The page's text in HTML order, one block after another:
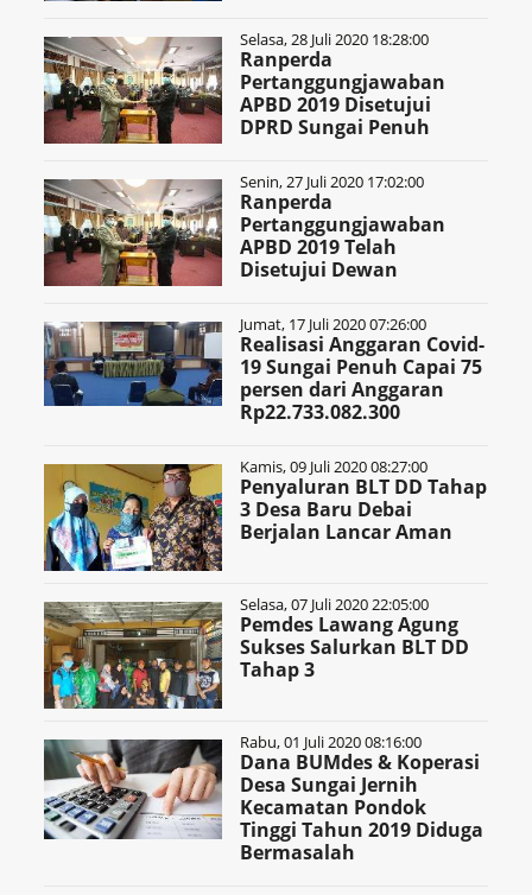
Selasa, 28 Juli 2020 18:28:00
Ranperda
Pertanggungjawaban
APBD 2019 Disetujui
DPRD Sungai Penuh
Senin, 27 Juli 2020 17:02:00
Ranperda
Pertanggungjawaban
APBD 2019 Telah
Disetujui Dewan
Jumat, 17 Juli 2020 07:26:00
Realisasi Anggaran Covid-
19 Sungai Penuh Capai 75
persen dari Anggaran
Rp22.733.082.300
Kamis, 09 Juli 2020 08:27:00
Penyaluran BLT DD Tahap
3 Desa Baru Debai
Berjalan Lancar Aman
Selasa, 07 Juli 2020 22:05:00
Pemdes Lawang Agung
Sukses Salurkan BLT DD
Tahap 3
Rabu, 01 Juli 2020 08:16:00
Dana BUMdes & Koperasi
Desa Sungai Jernih
Kecamatan Pondok
Tinggi Tahun 2019 Diduga
Bermasalah